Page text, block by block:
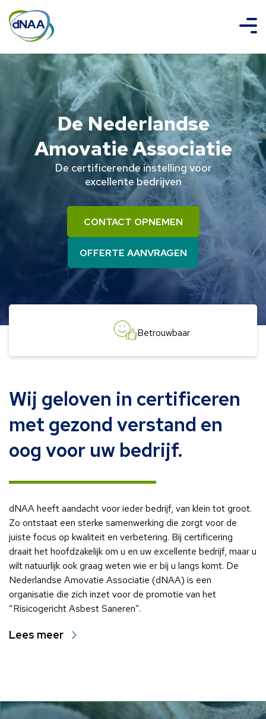
De Nederlandse
Amovatie Associatie
De certificerende instelling voor
excellente bedrijven
CONTACT OPNEMEN
OFFERTE AANVRAGEN
Wij geloven in certificeren
met gezond verstand en
oog voor uw bedrijf.
dNAA heeft aandacht voor ieder bedrijf, van klein tot groot.
Zo ontstaat een sterke samenwerking die zorgt voor de
juiste focus op kwaliteit en verbetering. Bij certificering
draait het hoofdzakelijk om u en uw excellente bedrijf, maar u
wilt natuurlijk ook graag weten wie er bij u langs komt. De
Nederlandse Amovatie Associatie (dNAA) is een
organisatie die zich inzet voor de promotie van het
“Risicogericht Asbest Saneren”.
Lees meer